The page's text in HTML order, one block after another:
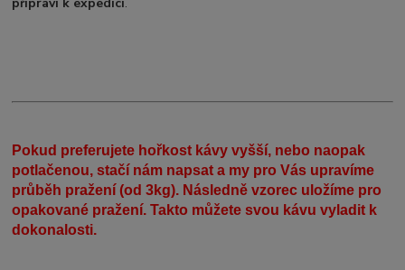
Pokud preferujete hořkost kávy vyšší, nebo naopak
potlačenou, stačí nám napsat a my pro Vás upravíme
průběh pražení (od 3kg). Následně vzorec uložíme pro
opakované pražení. Takto můžete svou kávu vyladit k
dokonalosti.